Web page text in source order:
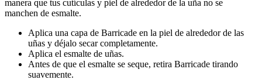
manera que tus cutículas y piel de alrededor de la uña no se
manchen de esmalte.
Aplica una capa de Barricade en la piel de alrededor de las
uñas y déjalo secar completamente.
Aplica el esmalte de uñas.
Antes de que el esmalte se seque, retira Barricade tirando
suavemente.